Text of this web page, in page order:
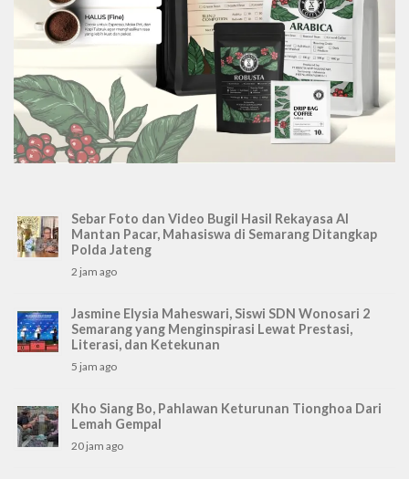
Sebar Foto dan Video Bugil Hasil Rekayasa AI
Mantan Pacar, Mahasiswa di Semarang Ditangkap
Polda Jateng
2 jam ago
Jasmine Elysia Maheswari, Siswi SDN Wonosari 2
Semarang yang Menginspirasi Lewat Prestasi,
Literasi, dan Ketekunan
5 jam ago
Kho Siang Bo, Pahlawan Keturunan Tionghoa Dari
Lemah Gempal
20 jam ago